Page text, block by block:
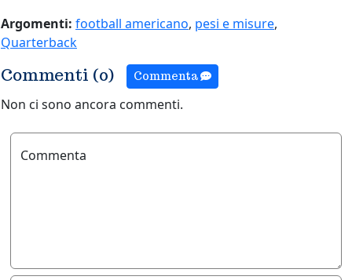
Argomenti: football americano, pesi e misure,
Quarterback
Commenti (0) Commenta
Non ci sono ancora commenti.
Commenta